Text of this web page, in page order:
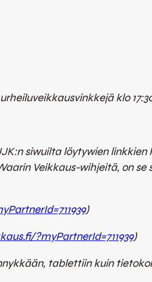
klo
siwuilta löytywien
Veikkaus-wihjeitä, on
)
?myPartnerId=711939)
tablettiin kuin